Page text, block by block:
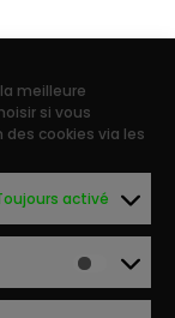
meilleure
si vous
cookies via les
activé
et